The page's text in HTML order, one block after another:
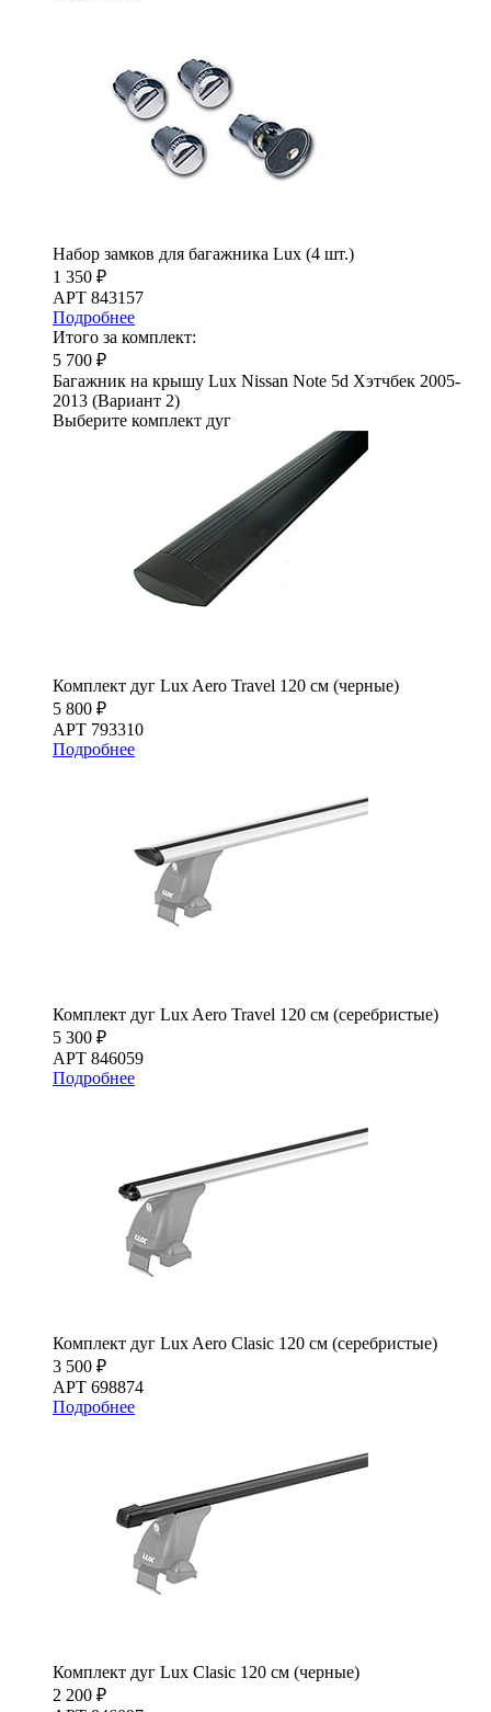
Набор замков для багажника Lux (4 шт.)
1 350 ₽
АРТ 843157
Подробнее
Итого за комплект:
5 700 ₽
Багажник на крышу Lux Nissan Note 5d Хэтчбек 2005-
2013 (Вариант 2)
Выберите комплект дуг
Комплект дуг Lux Aero Travel 120 см (черные)
5 800 ₽
АРТ 793310
Подробнее
Комплект дуг Lux Aero Travel 120 см (серебристые)
5 300 ₽
АРТ 846059
Подробнее
Комплект дуг Lux Aero Clasic 120 см (серебристые)
3 500 ₽
АРТ 698874
Подробнее
Комплект дуг Lux Clasic 120 см (черные)
2 200 ₽